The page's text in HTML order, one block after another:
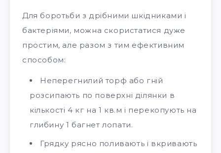
Для боротьби з дрібними шкідниками і
бактеріями, можна скористатися дуже
простим, але разом з тим ефективним
способом:
Неперегнилий торф або гній
розсипають по поверхні ділянки в
кількості 4 кг на 1 кв.м і перекопують на
глибину 1 багнет лопати.
Грядку рясно поливають і вкривають